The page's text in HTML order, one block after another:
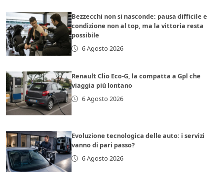
Bezzecchi non si nasconde: pausa difficile e
condizione non al top, ma la vittoria resta
possibile
6 Agosto 2026
Renault Clio Eco-G, la compatta a Gpl che
viaggia più lontano
6 Agosto 2026
Evoluzione tecnologica delle auto: i servizi
vanno di pari passo?
6 Agosto 2026